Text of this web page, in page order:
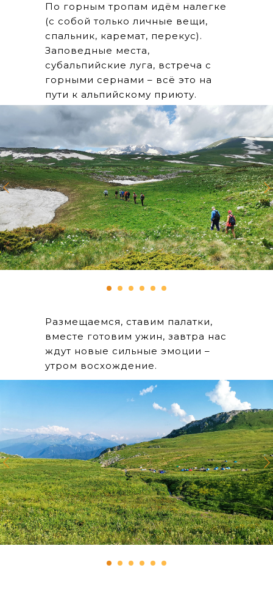
По горным тропам идём налегке
(с собой только личные вещи,
спальник, каремат, перекус).
Заповедные места,
субальпийские луга, встреча с
горными сернами – всё это на
пути к альпийскому приюту.
Размещаемся, ставим палатки,
вместе готовим ужин, завтра нас
ждут новые сильные эмоции –
утром восхождение.